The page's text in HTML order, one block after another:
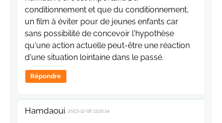
conditionnement et que du conditionnement,
un film à éviter pour de jeunes enfants car
sans possibilité de concevoir l'hypothèse
qu'une action actuelle peut-être une réaction
d'une situation lointaine dans le passé.
Répondre
Hamdaoui 2023-12-18 13:10:14